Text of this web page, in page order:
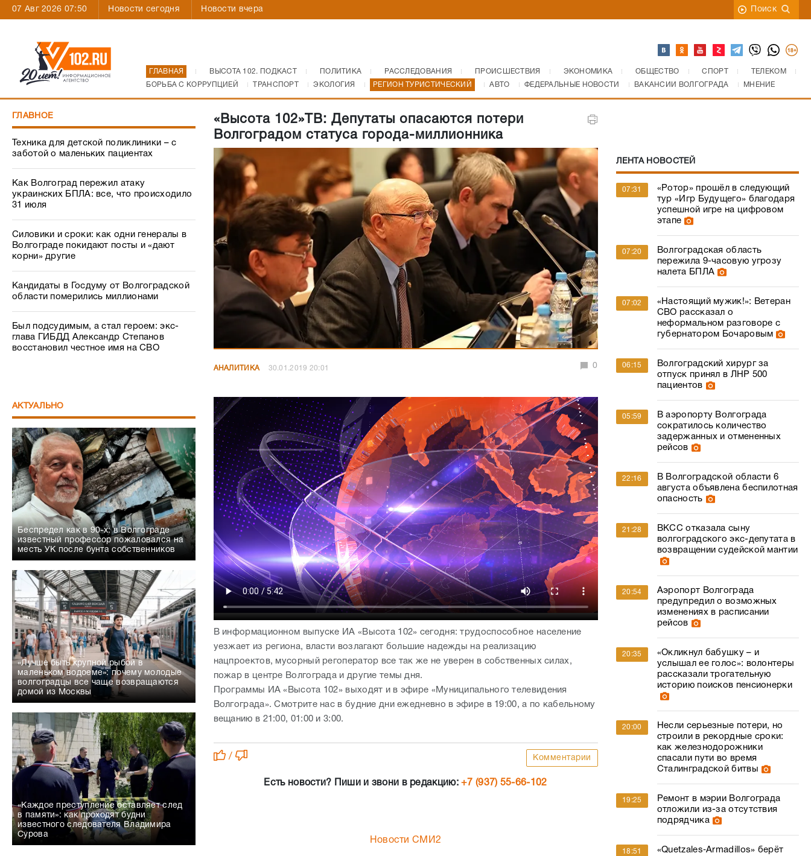
07 Авг 2026 07:50 Новости сегодня Новости вчера Поиск
ГЛАВНАЯ ВЫСОТА 102. ПОДКАСТ ПОЛИТИКА РАССЛЕДОВАНИЯ ПРОИСШЕСТВИЯ ЭКОНОМИКА ОБЩЕСТВО СПОРТ
ТЕЛЕКОМ
БОРЬБА С КОРРУПЦИЕЙ
ТРАНСПОРТ ЭКОЛОГИЯ РЕГИОН ТУРИСТИЧЕСКИЙ АВТО ФЕДЕРАЛЬНЫЕ НОВОСТИ ВАКАНСИИ ВОЛГОГРАДА МНЕНИЕ
ГЛАВНОЕ
Техника для детской поликлиники – с
заботой о маленьких пациентах
Как Волгоград пережил атаку
украинских БПЛА: все, что происходило
31 июля
Силовики и сроки: как одни генералы в
Волгограде покидают посты и «дают
корни» другие
Кандидаты в Госдуму от Волгоградской
области померились миллионами
Был подсудимым, а стал героем: экс-
глава ГИБДД Александр Степанов
восстановил честное имя на СВО
АКТУАЛЬНО
Беспредел как в 90-х: в Волгограде
известный профессор пожаловался на
месть УК после бунта собственников
«Лучше быть крупной рыбой в
маленьком водоеме»: почему молодые
волгоградцы все чаще возвращаются
домой из Москвы
«Каждое преступление оставляет след
в памяти»: как проходят будни
известного следователя Владимира
Сурова
«Высота 102»ТВ: Депутаты опасаются потери
Волгоградом статуса города-миллионника
АНАЛИТИКА 30.01.2019 20:01 0
В информационном выпуске ИА «Высота 102» сегодня: трудоспособное население
уезжает из региона, власти возлагают большие надежды на реализацию
нацпроектов, мусорный регоператор все так же не уверен в собственных силах,
пожар в центре Волгограда и другие темы дня.
Программы ИА «Высота 102» выходят и в эфире «Муниципального телевидения
Волгограда». Смотрите нас в будние дни ежедневно в эфире в 19:00, а по кабельному
вещанию в 21:00, 01:00 и 3:00.
/ Комментарии
Есть новости? Пиши и звони в редакцию:+7 (937) 55-66-102
Новости СМИ2
ЛЕНТА НОВОСТЕЙ
07:31
«Ротор» прошёл в следующий
тур «Игр Будущего» благодаря
успешной игре на цифровом
этапе
07:20
Волгоградская область
пережила 9-часовую угрозу
налета БПЛА
07:02
«Настоящий мужик!»: Ветеран
СВО рассказал о
неформальном разговоре с
губернатором Бочаровым
06:15
Волгоградский хирург за
отпуск принял в ЛНР 500
пациентов
05:59
В аэропорту Волгограда
сократилось количество
задержанных и отмененных
рейсов
22:16
В Волгоградской области 6
августа объявлена беспилотная
опасность
21:28
ВКСС отказала сыну
волгоградского экс-депутата в
возвращении судейской мантии
20:54
Аэропорт Волгограда
предупредил о возможных
изменениях в расписании
рейсов
20:35
«Окликнул бабушку – и
услышал ее голос»: волонтеры
рассказали трогательную
историю поисков пенсионерки
20:00
Несли серьезные потери, но
строили в рекордные сроки:
как железнодорожники
спасали пути во время
Сталинградской битвы
19:25
Ремонт в мэрии Волгограда
отложили из-за отсутствия
подрядчика
18:51
«Quetzales‑Armadillos» берёт